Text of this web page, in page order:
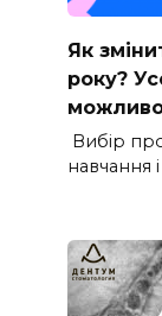
Як
року?
Вибір
навчання